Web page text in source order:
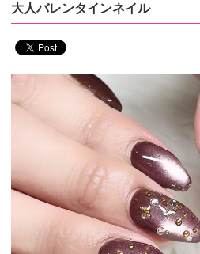
大人バレンタインネイル